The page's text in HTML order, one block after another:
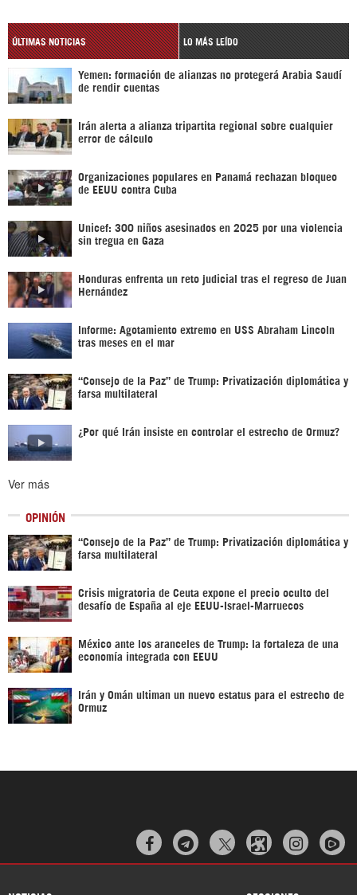
ÚLTIMAS NOTICIAS LO MÁS LEÍDO
Yemen: formación de alianzas no protegerá Arabia Saudí
de rendir cuentas
Irán alerta a alianza tripartita regional sobre cualquier
error de cálculo
Organizaciones populares en Panamá rechazan bloqueo
de EEUU contra Cuba
Unicef: 300 niños asesinados en 2025 por una violencia
sin tregua en Gaza
Honduras enfrenta un reto judicial tras el regreso de Juan
Hernández
Informe: Agotamiento extremo en USS Abraham Lincoln
tras meses en el mar
“Consejo de la Paz” de Trump: Privatización diplomática y
farsa multilateral
¿Por qué Irán insiste en controlar el estrecho de Ormuz?
Ver más
OPINIÓN
“Consejo de la Paz” de Trump: Privatización diplomática y
farsa multilateral
Crisis migratoria de Ceuta expone el precio oculto del
desafío de España al eje EEUU-Israel-Marruecos
México ante los aranceles de Trump: la fortaleza de una
economía integrada con EEUU
Irán y Omán ultiman un nuevo estatus para el estrecho de
Ormuz
  